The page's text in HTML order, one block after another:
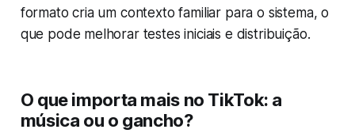
formato cria um contexto familiar para o sistema, o
que pode melhorar testes iniciais e distribuição.
O que importa mais no TikTok: a
música ou o gancho?